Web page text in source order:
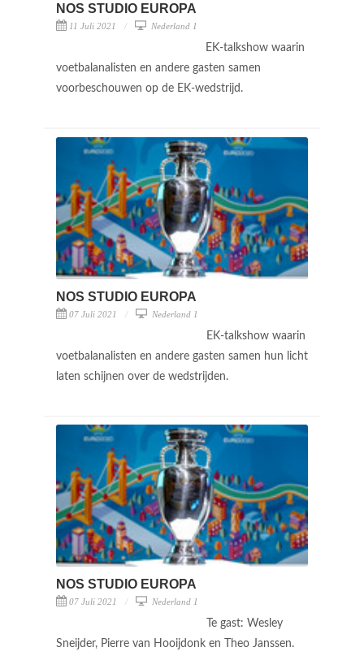
NOS STUDIO EUROPA
11 Juli 2021 Nederland 1
EK-talkshow waarin
voetbalanalisten en andere gasten samen
voorbeschouwen op de EK-wedstrijd.
NOS STUDIO EUROPA
07 Juli 2021 Nederland 1
EK-talkshow waarin
voetbalanalisten en andere gasten samen hun licht
laten schijnen over de wedstrijden.
NOS STUDIO EUROPA
07 Juli 2021 Nederland 1
Te gast: Wesley
Sneijder, Pierre van Hooijdonk en Theo Janssen.